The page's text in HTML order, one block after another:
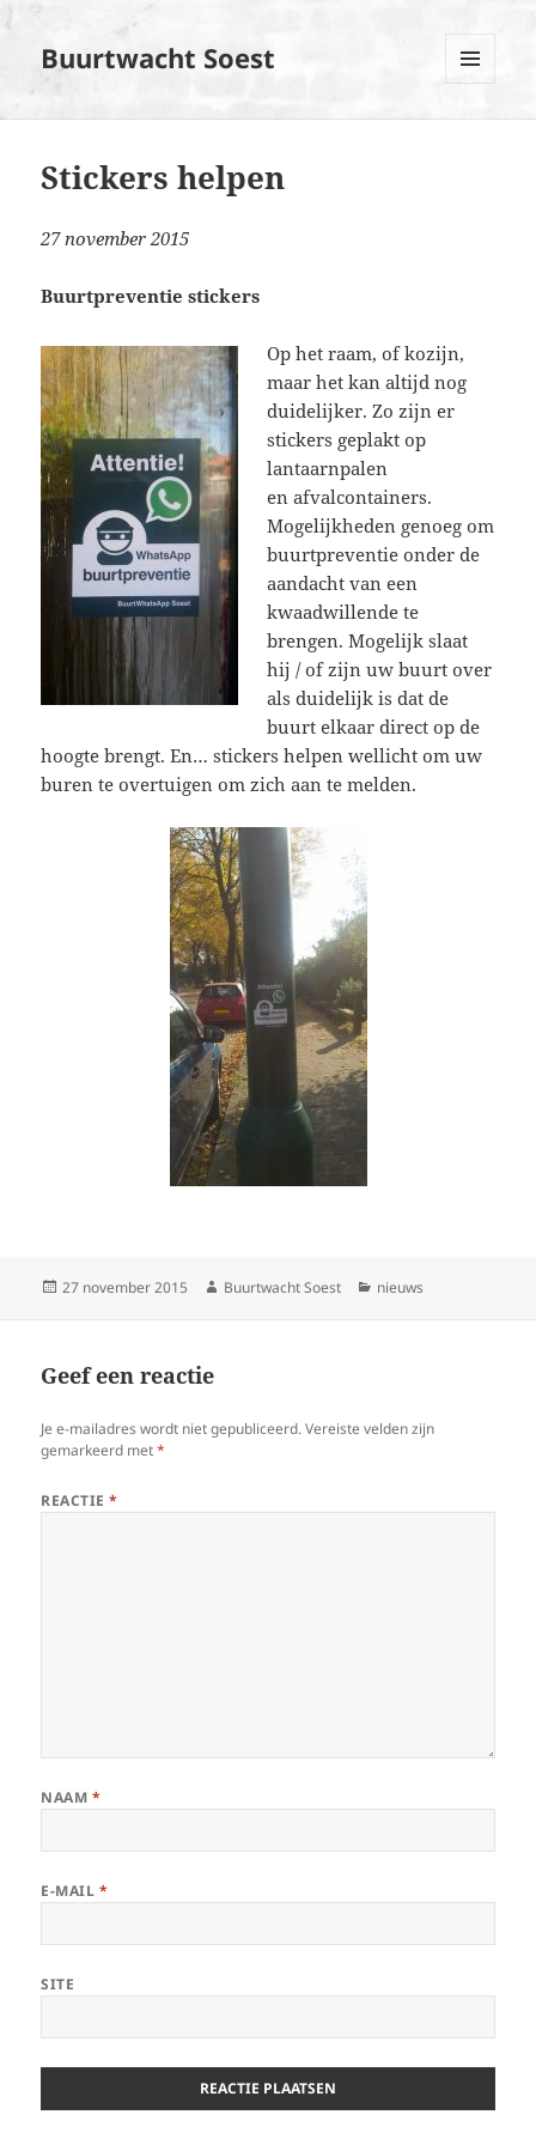
Buurtwacht Soest
EN
Stickers helpen
27 november 2015
Buurtpreventie stickers
Op het raam, of kozijn,
maar het kan altijd nog
duidelijker. Zo zijn er
stickers geplakt op
lantaarnpalen
en afvalcontainers.
Mogelijkheden genoeg om
buurtpreventie onder de
aandacht van een
kwaadwillende te
brengen. Mogelijk slaat
hij / of zijn uw buurt over
als duidelijk is dat de
buurt elkaar direct op de
hoogte brengt. En… stickers helpen wellicht om uw
buren te overtuigen om zich aan te melden.
Geplaatst
27 november 2015 Auteur
Buurtwacht Soest Categorieën
nieuws
Geef een reactie
Je e-mailadres wordt niet gepubliceerd. Vereiste velden zijn
gemarkeerd met*
REACTIE*
NAAM *
E-MAIL *
SITE